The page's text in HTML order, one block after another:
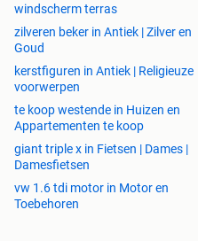
windscherm terras
zilveren beker in Antiek | Zilver en
Goud
kerstfiguren in Antiek | Religieuze
voorwerpen
te koop westende in Huizen en
Appartementen te koop
giant triple x in Fietsen | Dames |
Damesfietsen
vw 1.6 tdi motor in Motor en
Toebehoren